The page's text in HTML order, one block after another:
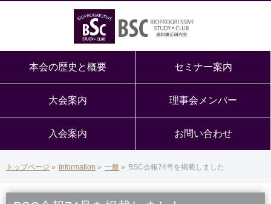
本会の歴史と概要 セミナー案内
大会案内 理事会メンバー
入会案内 お問い合わせ
トップページ » Information » 一般 » BSC会報74号を掲載しました